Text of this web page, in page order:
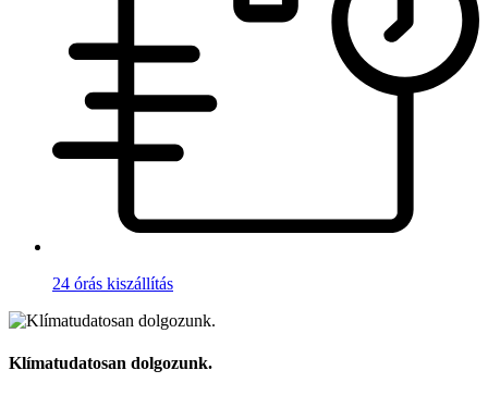
24 órás kiszállítás
Klímatudatosan dolgozunk.